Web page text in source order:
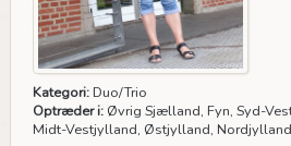
Kategori: Duo/Trio
Optræder i: Øvrig Sjælland, Fyn, Syd-
Midt-Vestjylland, Østjylland, Nordjylland